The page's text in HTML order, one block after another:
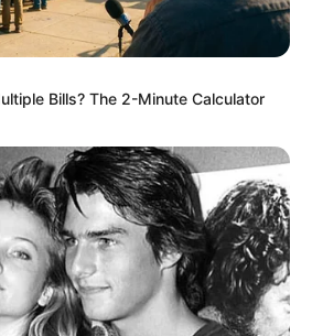
Viagra If You Do This Once A
Bills? The 2-Minute Calculator